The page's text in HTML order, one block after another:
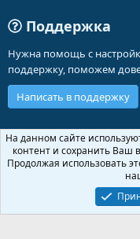
Поддержка
Нужна помощь с
поддержку, поможем
Написать в поддержку
Russian (RU)
Обратная связь
Политика
Community platform by
На данном сайте
контент и сохранить Ваш
Продолжая использовать